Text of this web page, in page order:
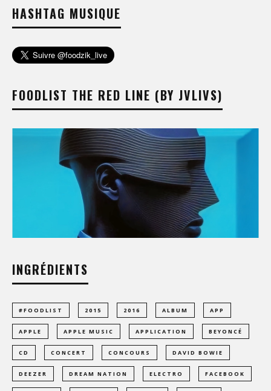
HASHTAG MUSIQUE
FOODLIST THE RED LINE (BY JVLIVS)
INGRÉDIENTS
#FOODLIST 2015 2016 ALBUM APP
APPLE APPLE MUSIC APPLICATION BEYONCÉ
CD CONCERT CONCOURS DAVID BOWIE
DEEZER DREAM NATION ELECTRO FACEBOOK